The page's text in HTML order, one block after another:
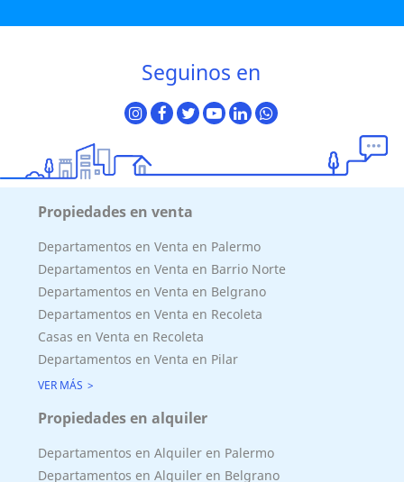
Seguinos en
Propiedades en venta
Departamentos en Venta en Palermo
Departamentos en Venta en Barrio Norte
Departamentos en Venta en Belgrano
Departamentos en Venta en Recoleta
Casas en Venta en Recoleta
Departamentos en Venta en Pilar
VER MÁS
Propiedades en alquiler
Departamentos en Alquiler en Palermo
Departamentos en Alquiler en Belgrano